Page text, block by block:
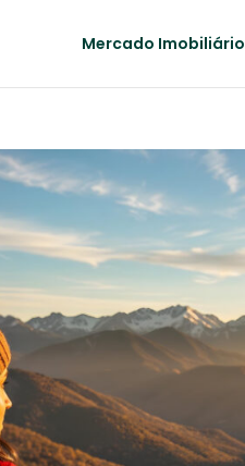
Mercado Imobiliário